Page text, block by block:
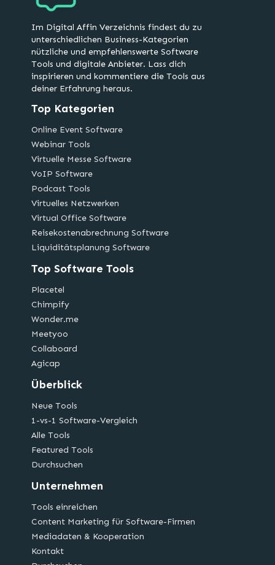
Im Digital Affin Verzeichnis findest du zu
unterschiedlichen Business-Kategorien
nützliche und empfehlenswerte Software
Tools und digitale Anbieter. Lass dich
inspirieren und kommentiere die Tools aus
deiner Erfahrung heraus.
Top Kategorien
Online Event Software
Webinar Tools
Virtuelle Messe Software
VoIP Software
Podcast Tools
Virtuelles Netzwerken
Virtual Office Software
Reisekostenabrechnung Software
Liquiditätsplanung Software
Top Software Tools
Placetel
Chimpify
Wonder.me
Meetyoo
Collaboard
Agicap
Überblick
Neue Tools
1-vs-1 Software-Vergleich
Alle Tools
Featured Tools
Durchsuchen
Unternehmen
Tools einreichen
Content Marketing für Software-Firmen
Mediadaten & Kooperation
Kontakt